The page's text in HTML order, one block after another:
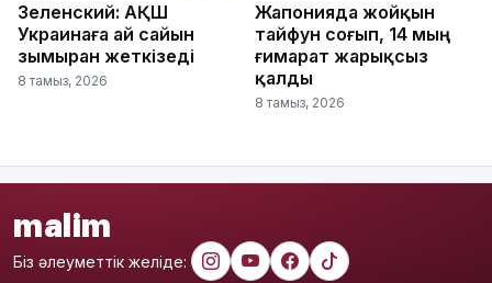
Зеленский: АҚШ
Украинаға ай сайын
зымыран жеткізеді
8 тамыз, 2026
Жапонияда жойқын
тайфун соғып, 14 мың
ғимарат жарықсыз
қалды
8 тамыз, 2026
malim
Біз әлеуметтік желіде: